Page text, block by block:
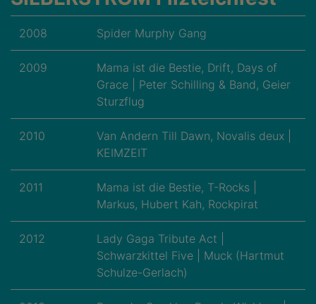
2008 Spider Murphy Gang
2009
Mama ist die Bestie, Drift, Days of
Grace | Peter Schilling & Band, Geier
Sturzflug
2010
Van Andern Till Dawn, Novalis deux |
KEIMZEIT
2011
Mama ist die Bestie, T-Rocks |
Markus, Hubert Kah, Rockpirat
2012
Lady Gaga Tribute Act |
Schwarzkittel Five | Muck (Hartmut
Schulze-Gerlach)